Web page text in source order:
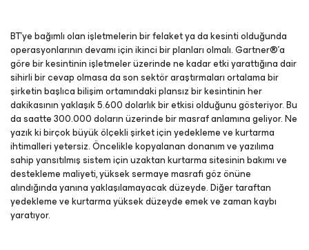
BT’ye bağımlı olan işletmelerin bir felaket ya da kesinti olduğunda
operasyonlarının devamı için ikinci bir planları olmalı. Gartner®’a
göre bir kesintinin işletmeler üzerinde ne kadar etki yarattığına dair
sihirli bir cevap olmasa da son sektör araştırmaları ortalama bir
şirketin başlıca bilişim ortamındaki plansız bir kesintinin her
dakikasının yaklaşık 5.600 dolarlık bir etkisi olduğunu gösteriyor. Bu
da saatte 300.000 doların üzerinde bir masraf anlamına geliyor. Ne
yazık ki birçok büyük ölçekli şirket için yedekleme ve kurtarma
ihtimalleri yetersiz. Öncelikle kopyalanan donanım ve yazılıma
sahip yansıtılmış sistem için uzaktan kurtarma sitesinin bakımı ve
destekleme maliyeti, yüksek sermaye masrafı göz önüne
alındığında yanına yaklaşılamayacak düzeyde. Diğer taraftan
yedekleme ve kurtarma yüksek düzeyde emek ve zaman kaybı
yaratıyor.